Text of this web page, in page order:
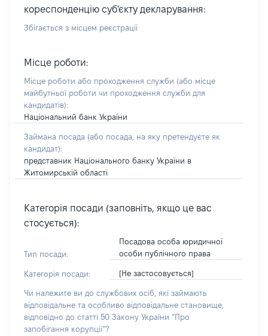
кореспонденцію суб'єкту декларування:
Збігається з місцем реєстрації
Місце роботи:
Місце роботи або проходження служби (або місце
майбутньої роботи чи проходження служби для
кандидатів):
Національний банк України
Займана посада (або посада, на яку претендуєте як
кандидат):
представник Національного банку України в
Житомирській області
Категорія посади (заповніть, якщо це вас
стосується):
Тип посади:
Посадова особа юридичної
особи публічного права
Категорія посади: [Не застосовується]
Чи належите ви до службових осіб, які займають
відповідальне та особливо відповідальне становище,
відповідно до статті 50 Закону України “Про
запобігання корупції”?